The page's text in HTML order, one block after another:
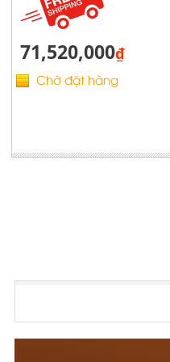
71,520,000₫
Chờ đặt hàng